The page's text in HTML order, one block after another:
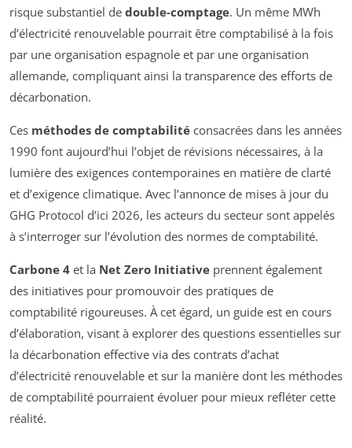
risque substantiel de double-comptage. Un même MWh
d’électricité renouvelable pourrait être comptabilisé à la fois
par une organisation espagnole et par une organisation
allemande, compliquant ainsi la transparence des efforts de
décarbonation.
Ces méthodes de comptabilité consacrées dans les années
1990 font aujourd’hui l’objet de révisions nécessaires, à la
lumière des exigences contemporaines en matière de clarté
et d’exigence climatique. Avec l’annonce de mises à jour du
GHG Protocol d’ici 2026, les acteurs du secteur sont appelés
à s’interroger sur l’évolution des normes de comptabilité.
Carbone 4 et la Net Zero Initiative prennent également
des initiatives pour promouvoir des pratiques de
comptabilité rigoureuses. À cet égard, un guide est en cours
d’élaboration, visant à explorer des questions essentielles sur
la décarbonation effective via des contrats d’achat
d’électricité renouvelable et sur la manière dont les méthodes
de comptabilité pourraient évoluer pour mieux refléter cette
réalité.